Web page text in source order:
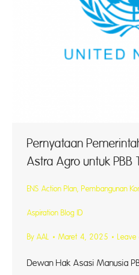
Pernyataan
Astra Agro untuk PBB
ENS Action Plan, Pembangunan
Aspiration Blog ID
By AAL Maret 4, 2025
Dewan Hak Asasi Manusia